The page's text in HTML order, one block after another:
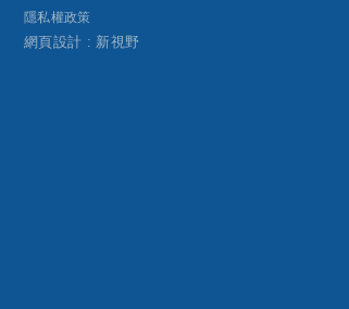
隱私權政策
網頁設計 : 新視野